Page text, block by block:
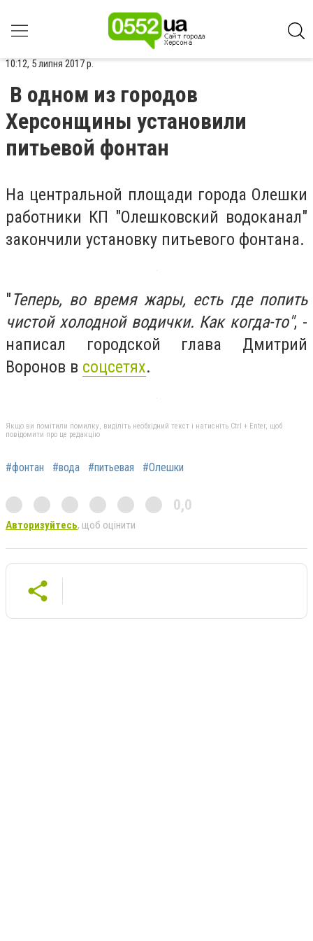
10:12, 5 липня 2017 р.
В одном из городов
Херсонщины установили
питьевой фонтан
На центральной площади города Олешки
работники КП "Олешковский водоканал"
закончили установку питьевого фонтана.
"Теперь, во время жары, есть где попить
чистой холодной водички. Как когда-то", -
написал городской глава Дмитрий
Воронов в соцсетях.
Якщо ви помітили помилку, виділіть необхідний текст і натисніть Ctrl + Enter, щоб
повідомити про це редакцію
#фонтан #вода #питьевая #Олешки
0,0
Авторизуйтесь, щоб оцінити